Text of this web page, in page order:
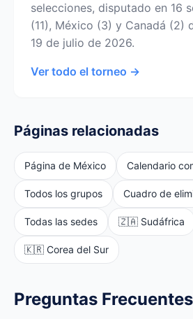
selecciones, disputado en 16
(11), México (3) y Canadá (2)
19 de julio de 2026.
Ver todo el torneo →
Páginas relacionadas
Página de México Calendario
Todos los grupos Cuadro de
Todas las sedes 🇿🇦 Sudáfrica
🇰🇷 Corea del Sur
Preguntas Frecuentes